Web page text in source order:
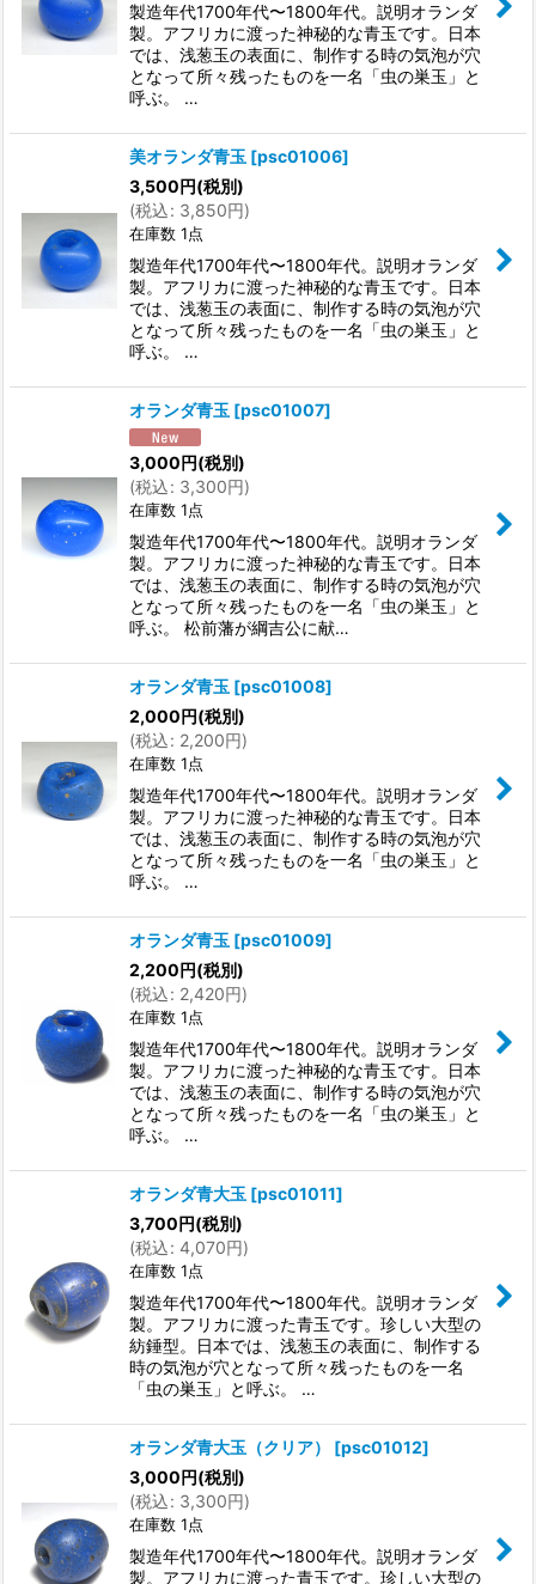
製造年代1700年代〜1800年代。説明オランダ
製。アフリカに渡った神秘的な青玉です。日本
では、浅葱玉の表面に、制作する時の気泡が穴
となって所々残ったものを一名「虫の巣玉」と
呼ぶ。 …
美オランダ青玉 [psc01006]
3,500円(税別)
(税込: 3,850円)
在庫数 1点
製造年代1700年代〜1800年代。説明オランダ
製。アフリカに渡った神秘的な青玉です。日本
では、浅葱玉の表面に、制作する時の気泡が穴
となって所々残ったものを一名「虫の巣玉」と
呼ぶ。 …
オランダ青玉 [psc01007]
3,000円(税別)
(税込: 3,300円)
在庫数 1点
製造年代1700年代〜1800年代。説明オランダ
製。アフリカに渡った神秘的な青玉です。日本
では、浅葱玉の表面に、制作する時の気泡が穴
となって所々残ったものを一名「虫の巣玉」と
呼ぶ。 松前藩が綱吉公に献…
オランダ青玉 [psc01008]
2,000円(税別)
(税込: 2,200円)
在庫数 1点
製造年代1700年代〜1800年代。説明オランダ
製。アフリカに渡った神秘的な青玉です。日本
では、浅葱玉の表面に、制作する時の気泡が穴
となって所々残ったものを一名「虫の巣玉」と
呼ぶ。 …
オランダ青玉 [psc01009]
2,200円(税別)
(税込: 2,420円)
在庫数 1点
製造年代1700年代〜1800年代。説明オランダ
製。アフリカに渡った神秘的な青玉です。日本
では、浅葱玉の表面に、制作する時の気泡が穴
となって所々残ったものを一名「虫の巣玉」と
呼ぶ。 …
オランダ青大玉 [psc01011]
3,700円(税別)
(税込: 4,070円)
在庫数 1点
製造年代1700年代〜1800年代。説明オランダ
製。アフリカに渡った青玉です。珍しい大型の
紡錘型。日本では、浅葱玉の表面に、制作する
時の気泡が穴となって所々残ったものを一名
「虫の巣玉」と呼ぶ。 …
オランダ青大玉（クリア） [psc01012]
3,000円(税別)
(税込: 3,300円)
在庫数 1点
製造年代1700年代〜1800年代。説明オランダ
製。アフリカに渡った青玉です。珍しい大型の